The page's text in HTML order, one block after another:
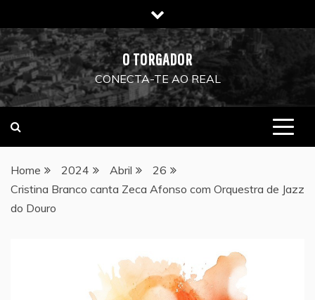
to
content
O TORGADOR
CONECTA-TE AO REAL
Home 2024 Abril
26
Cristina Branco canta Zeca Afonso com Orquestra de Jazz
do Douro